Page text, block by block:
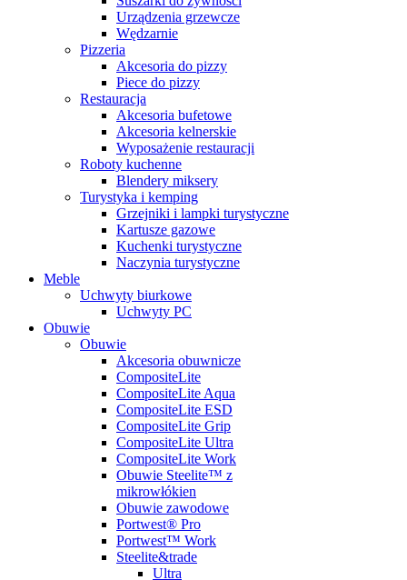
Urządzenia grzewcze
Wędzarnie
Pizzeria
Akcesoria do pizzy
Piece do pizzy
Restauracja
Akcesoria bufetowe
Akcesoria kelnerskie
Wyposażenie restauracji
Roboty kuchenne
Blendery miksery
Turystyka i kemping
Grzejniki i lampki turystyczne
Kartusze gazowe
Kuchenki turystyczne
Naczynia turystyczne
Meble
Uchwyty biurkowe
Uchwyty PC
Obuwie
Obuwie
Akcesoria obuwnicze
CompositeLite
CompositeLite Aqua
CompositeLite ESD
CompositeLite Grip
CompositeLite Ultra
CompositeLite Work
Obuwie Steelite™ z
mikrowłókien
Obuwie zawodowe
Portwest® Pro
Portwest™ Work
Steelite&trade
Ultra